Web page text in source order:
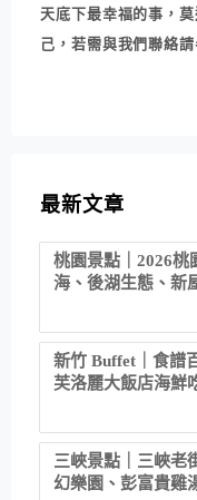
天底下最幸福的事，
己，若需與我們聯絡請
最新文章
桃園景點｜2026桃
海、後湖生態、新
新竹 Buffet｜食譜
芙洛麗大飯店海鮮
三峽景點｜三峽老
幻樂園、彭富貴雞